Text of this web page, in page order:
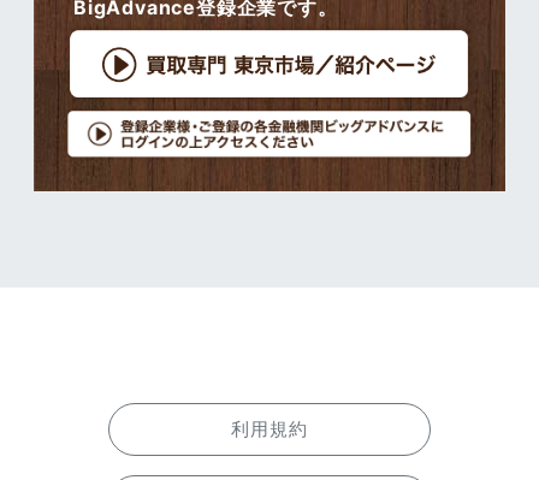
BigAdvance登録企業です。
利用規約